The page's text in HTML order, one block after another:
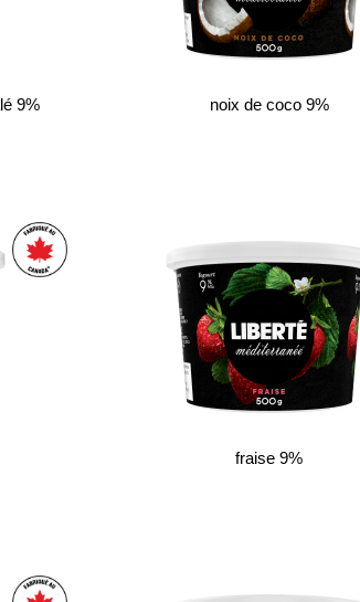
9% noix de coco 9%
fraise 9%